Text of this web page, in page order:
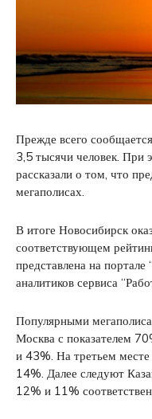
Прежде всего
3,5 тысячи человек. При
рассказали о том, что
мегаполисах.
В итоге Новосибирск
соответствующем
представлена на
аналитиков сервиса
Популярными
Москва с показателем
и 43%. На третьем месте
14%. Далее следуют
12% и 11%